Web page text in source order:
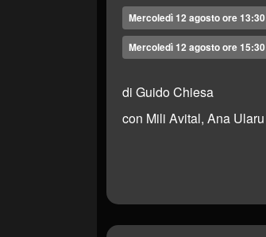
Mercoledì 12 agosto ore 13:30
Mercoledì 12 agosto ore 15:30
di Guido Chiesa
con Mili Avital, Ana Ularu